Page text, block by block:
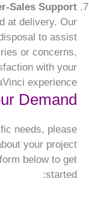
Sales Support
at delivery. Our
to assist
or concerns,
with your
experience.
Demand
needs, please
your project
below to get
started: